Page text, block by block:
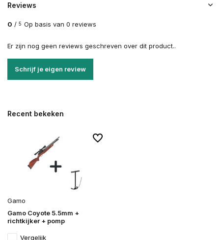
Reviews
0 / 5 Op basis van 0 reviews
Er zijn nog geen reviews geschreven over dit product..
Schrijf je eigen review
Recent bekeken
Gamo
Gamo Coyote 5.5mm +
richtkijker + pomp
Vergelijk